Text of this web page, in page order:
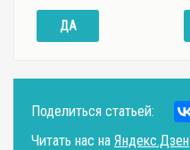
ДА
Поделиться статьей:
Читать нас на Яндекс.Дзен